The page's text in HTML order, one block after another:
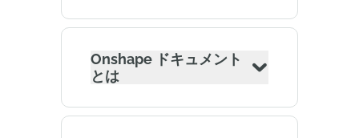
Onshape ドキュメント
とは